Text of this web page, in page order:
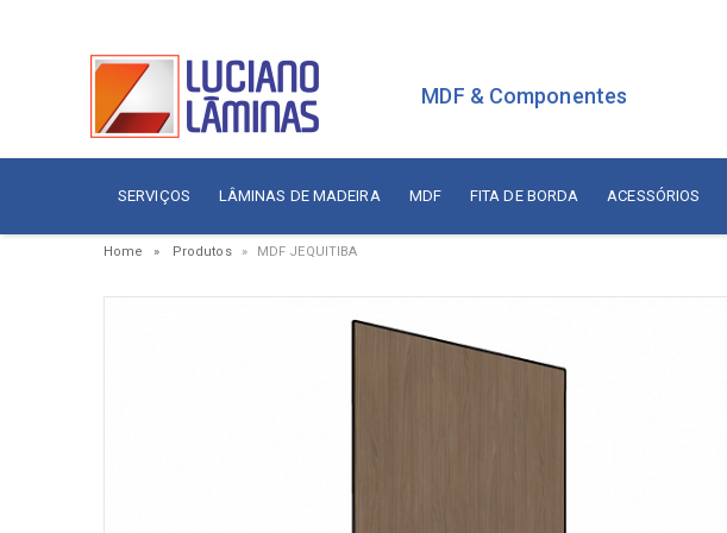
MDF & Componentes
SERVIÇOS LÂMINAS DE MADEIRA MDF FITA DE BORDA ACESSÓRIOS
Home Produtos MDF JEQUITIBA